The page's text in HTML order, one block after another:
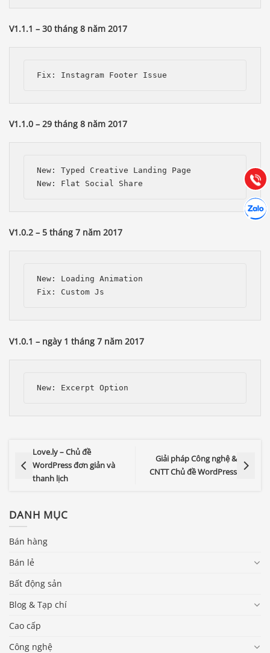
V1.1.1 – 30 tháng 8 năm 2017
V1.1.0 – 29 tháng 8 năm 2017
New: Typed Creative Landing Page
V1.0.2 – 5 tháng 7 năm 2017
New: Loading Animation
V1.0.1 – ngày 1 tháng 7 năm 2017
Love.ly – Chủ đề
WordPress đơn giản và
thanh lịch
Giải pháp Công nghệ &
CNTT Chủ đề WordPress
DANH MỤC
Bán hàng
Bán lẻ
Bất động sản
Blog & Tạp chí
Cao cấp
Công nghệ
Gọi
Báo giá & Đặt hàng:
(028) 22.166.144
Chát
Tư vấn